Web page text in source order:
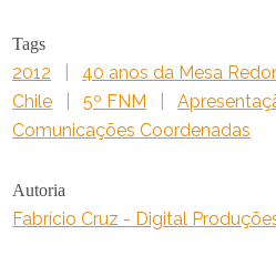
Tags
2012
40 anos da Mesa
Chile
5º FNM
Comunicações Coordenadas
Autoria
Fabrício Cruz - Digital